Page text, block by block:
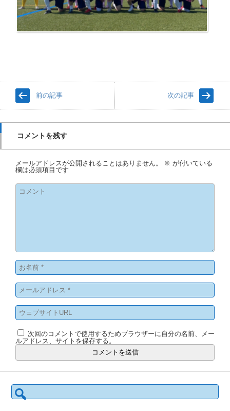
前の記事 次の記事
コメントを残す
メールアドレスが公開されることはありません。 ※ が付いている
欄は必須項目です
次回のコメントで使用するためブラウザーに自分の名前、メー
ルアドレス、サイトを保存する。
検
索: